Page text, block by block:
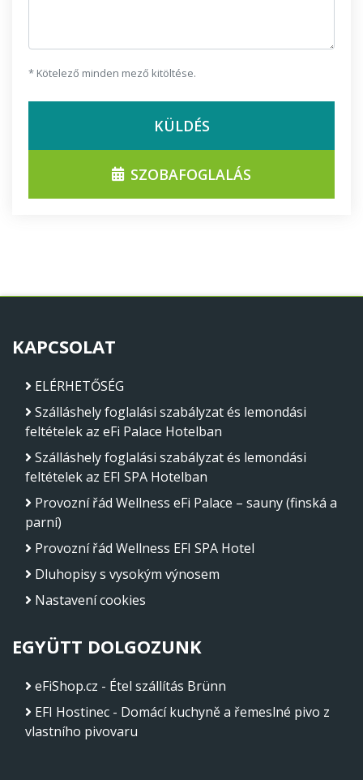
* Kötelező minden mező kitöltése.
KÜLDÉS
SZOBAFOGLALÁS
KAPCSOLAT
ELÉRHETŐSÉG
Szálláshely foglalási szabályzat és lemondási
feltételek az eFi Palace Hotelban
Szálláshely foglalási szabályzat és lemondási
feltételek az EFI SPA Hotelban
Provozní řád Wellness eFi Palace – sauny (finská a
parní)
Provozní řád Wellness EFI SPA Hotel
Dluhopisy s vysokým výnosem
Nastavení cookies
EGYÜTT DOLGOZUNK
eFiShop.cz - Étel szállítás Brünn
EFI Hostinec - Domácí kuchyně a řemeslné pivo z
vlastního pivovaru